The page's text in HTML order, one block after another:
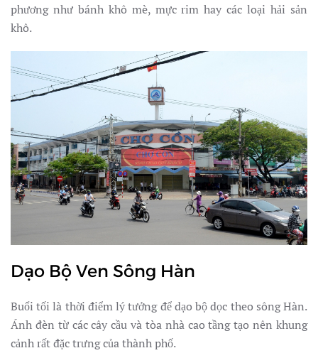
phương như bánh khô mè, mực rim hay các loại hải sản
khô.
Dạo Bộ Ven Sông Hàn
Buổi tối là thời điểm lý tưởng để dạo bộ dọc theo sông Hàn.
Ánh đèn từ các cây cầu và tòa nhà cao tầng tạo nên khung
cảnh rất đặc trưng của thành phố.